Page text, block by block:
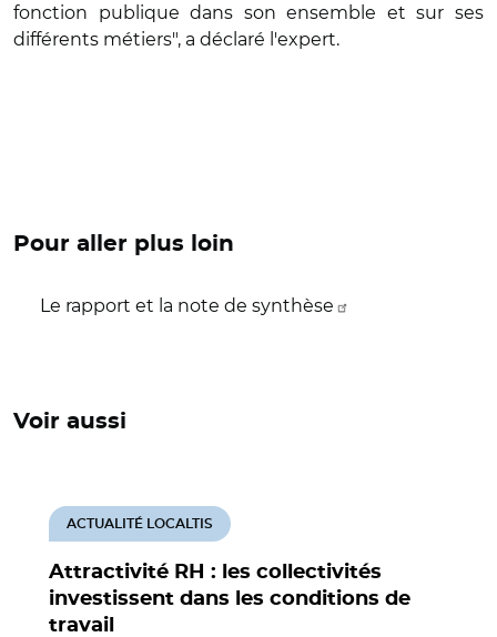
fonction publique dans son ensemble et sur ses
différents métiers", a déclaré l'expert.
Pour aller plus loin
Le rapport et la note de synthèse
Voir aussi
Attractivité RH : les collectivités
investissent dans les conditions de
travail
ACTUALITÉ LOCALTIS